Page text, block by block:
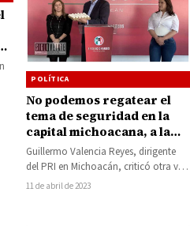
POLÍTICA
No podemos regatear el
tema de seguridad en la
capital michoacana, a la
Policía de Morelia “le
faltan huevos”: Memo
Valencia
Guillermo Valencia Reyes, dirigente
del PRI en Michoacán, criticó otra vez
la situación insegura de Morelia, y
11 de abril de 2023